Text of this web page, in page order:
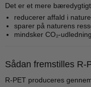
Det er et mere
reducerer affald i
sparer på naturens
mindsker CO₂-udledning
Sådan fremstilles R-
R-PET produceres